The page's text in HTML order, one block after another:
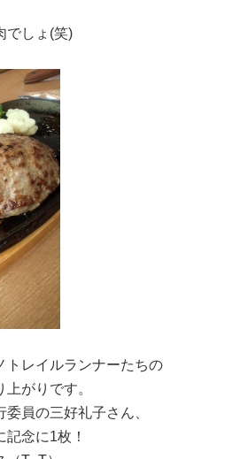
でしょ(笑)
トレイルランナーたちの
がりです。
員の三好礼子さん、
念に1枚！